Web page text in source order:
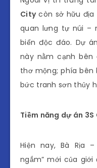
Citycòn sở hữu địa
quan lưng tự núi –
biển độc đáo. Dự
này nằm cạnh bên
thơ mộng; phía bên
bức tranh sơn thủy
Tiềm năng dự án
Hiện nay, Bà Rịa
ngắm” mới của